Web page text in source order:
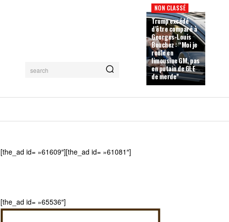
search
NON CLASSÉ
Trump excédé
d’être comparé à
Georges-Louis
Bouchez : “Moi je
roule en
limousine GM, pas
en putain de GLE
de merde”
[the_ad id= »61609″][the_ad id= »61081″]
[the_ad id= »65536″]